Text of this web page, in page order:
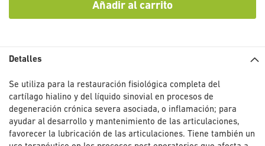
Añadir al carrito
Detalles
Se utiliza para la restauración fisiológica completa del
cartílago hialino y del líquido sinovial en procesos de
degeneración crónica severa asociada, o inflamación; para
ayudar al desarrollo y mantenimiento de las articulaciones,
favorecer la lubricación de las articulaciones. Tiene también un